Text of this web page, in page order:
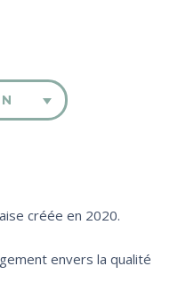
créée en 2020.
envers la qualité